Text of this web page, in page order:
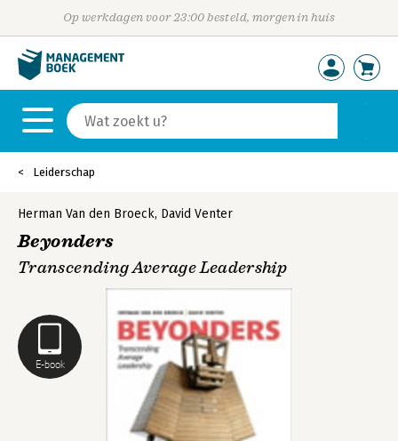
Op werkdagen voor 23:00 besteld, morgen in huis
Leiderschap
E-book
Herman Van den Broeck, David Venter
Beyonders
Transcending Average Leadership